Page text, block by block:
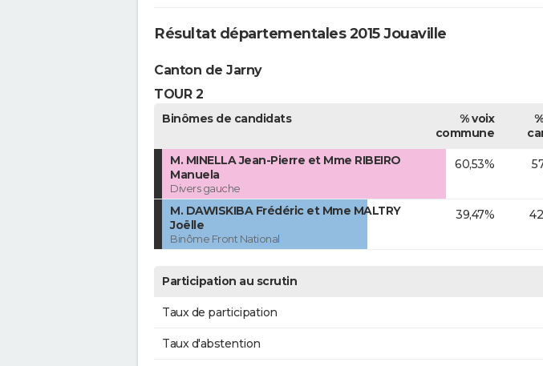
Résultat départementales 2015 Jouaville
Canton de Jarny
TOUR 2
Binômes de candidats
% voix
commune
M. MINELLA Jean-Pierre et Mme RIBEIRO
Manuela
Divers gauche
60,53%
M. DAWISKIBA Frédéric et Mme MALTRY
Joëlle
Binôme Front National
39,47%
Participation au scrutin
Taux de participation
Taux d'abstention